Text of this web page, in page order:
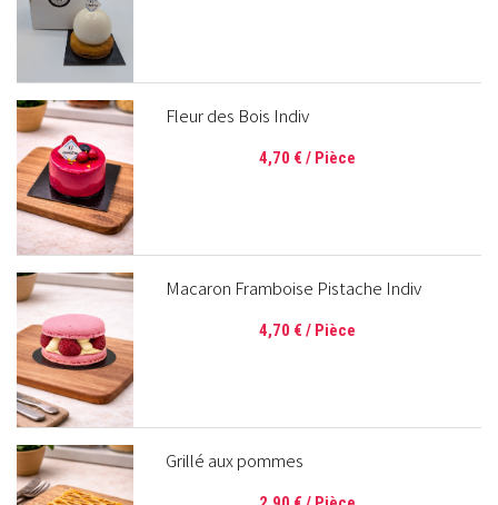
Fleur des Bois Indiv
4,70 € / Pièce
Macaron Framboise Pistache Indiv
4,70 € / Pièce
Grillé aux pommes